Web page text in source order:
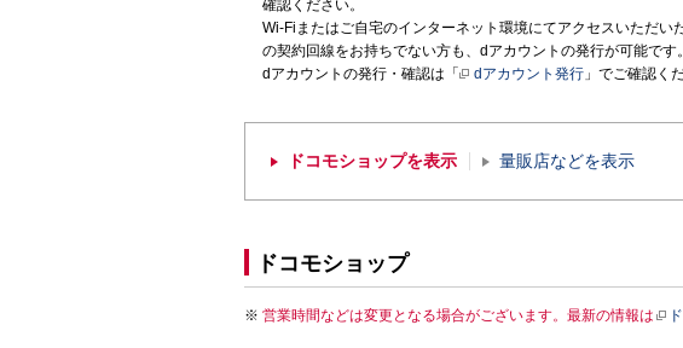
確認ください。
Wi-Fiまたはご自宅のインターネット環境にてアクセスいただ
の契約回線をお持ちでない方も、dアカウントの発行が可能です。
dアカウントの発行・確認は「
dアカウント発行 」でご確認く
ドコモショップを表示 量販店などを表示
ドコモショップ
営業時間などは変更となる場合がございます。最新の情報は